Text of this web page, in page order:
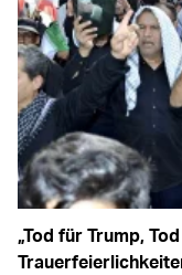
„Tod für Trump,